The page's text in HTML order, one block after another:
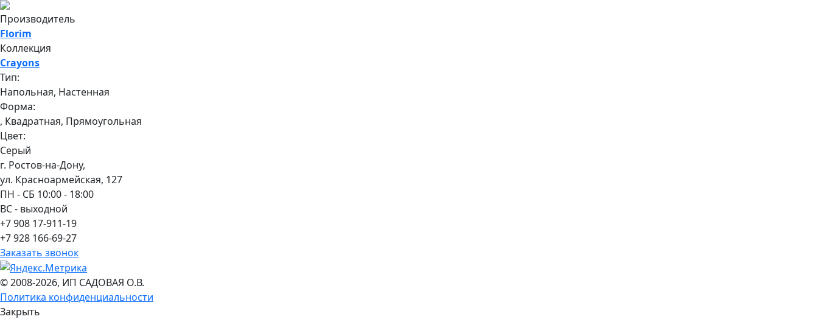
Производитель
Florim
Коллекция
Crayons
Тип:
Напольная, Настенная
Форма:
, Квадратная, Прямоугольная
Цвет:
Серый
г. Ростов-на-Дону,
ул. Красноармейская, 127
ПН - СБ 10:00 - 18:00
ВС - выходной
+7 908 17-911-19
+7 928 166-69-27
Заказать звонок
© 2008-2026, ИП САДОВАЯ О.В.
Политика конфиденциальности
Закрыть